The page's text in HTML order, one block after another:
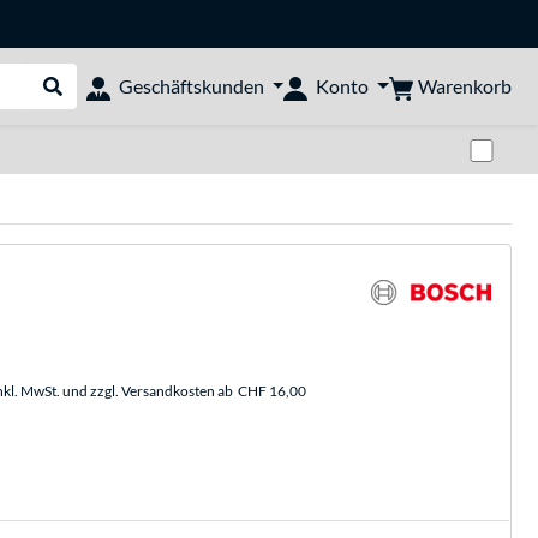
Suche durchführen
Geschäftskunden Konto Warenkorb
MwSt. und zzgl. Versandkosten ab CHF 16,00